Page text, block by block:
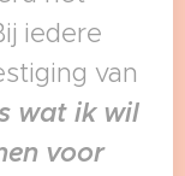
iedere
van
wat ik wil
voor